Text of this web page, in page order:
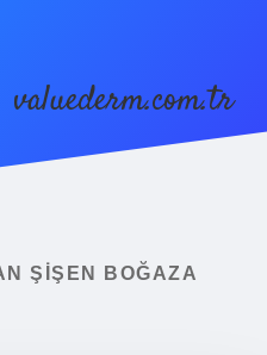
valuederm.com.tr
ŞIŞEN BOĞAZA